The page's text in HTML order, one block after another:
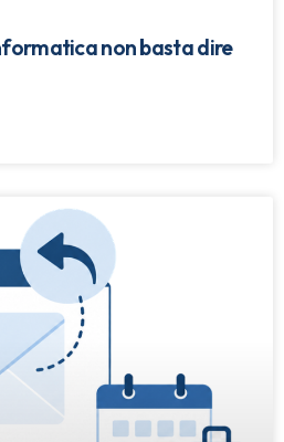
non basta dire